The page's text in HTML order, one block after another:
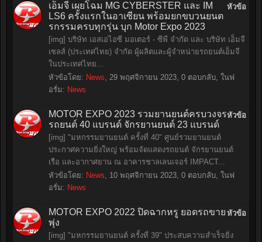
หัวข้อ
เอ็มจี เผยโฉม MG CYBERSTER และ IM
LS6 ครั้งแรกในอาเซียน พร้อมยกขบวนยนต
รกรรมครบทุกรุ่น บุก Motor Expo 2023
[img] บริษัท เอสเอไอซี มอเตอร์ - ซีพี จำกัด และ บริษัท เอ็มจี
เซลส์ (ประเทศไทย) จำกัด ผู้ผลิตและผู้จำหน่ายรถยนต์เอ็มจี
ในประเทศไทย...
หัวข้อโดย: News, 29 พฤศจิกายน 2023, 0 ตอบกลับ, ในฟ
อรั่ม: News
หัวข้อ
MOTOR EXPO 2023 รวมยานยนต์ครบวงจร
รถยนต์ 40 แบรนด์ จักรยานยนต์ 23 แบรนด์
[img] "มหกรรมยานยนต์ ครั้งที่ 40" ศูนย์รวมยานยนต์
ประกาศความยิ่งใหญ่ พร้อมจัดแสดงรถยนต์ จักรยานยนต์
เรือ และอากาศยาน ณ อาคารชาลเลนเจอร์ IMPACT...
หัวข้อโดย: News, 10 พฤศจิกายน 2023, 0 ตอบกลับ, ในฟ
อรั่ม: News
หัวข้อ
MOTOR EXPO 2022 ปิดฉากหรู ยอดรถขาย
พุ่ง
[img] "มหกรรมยานยนต์ ครั้งที่ 39" ประสบความสำเร็จยิ่ง